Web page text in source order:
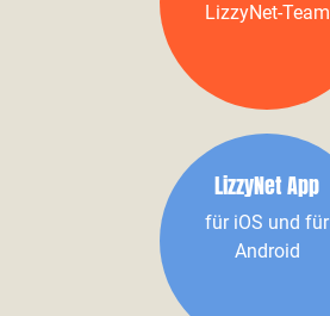
LizzyNet-Team
LizzyNet App
für iOS und für
Android